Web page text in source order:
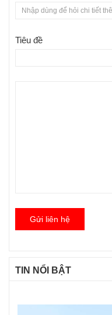
Tiêu đề
Gửi liên hệ
TIN NỔI BẬT